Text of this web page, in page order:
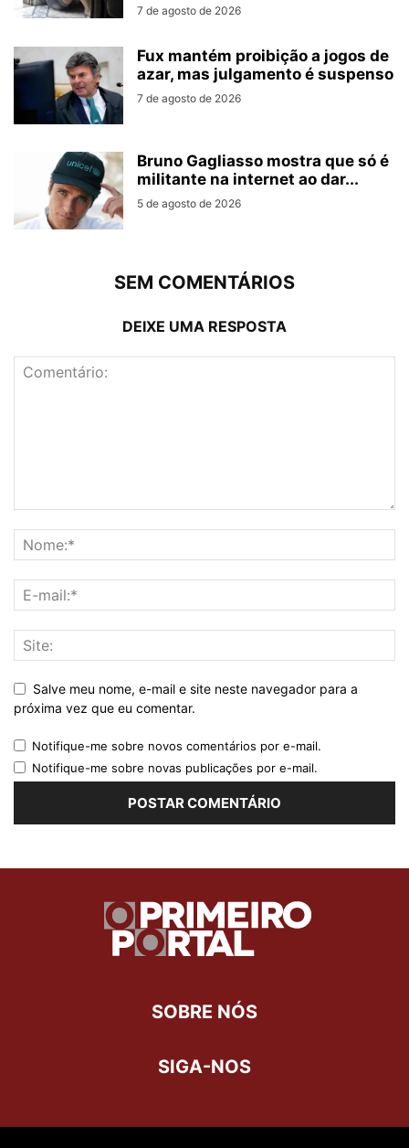
7 de agosto de 2026
Fux mantém proibição a jogos de
azar, mas julgamento é suspenso
7 de agosto de 2026
Bruno Gagliasso mostra que só é
militante na internet ao dar...
5 de agosto de 2026
SEM COMENTÁRIOS
DEIXE UMA RESPOSTA
Salve meu nome, e-mail e site neste navegador para a
próxima vez que eu comentar.
Notifique-me sobre novos comentários por e-mail.
Notifique-me sobre novas publicações por e-mail.
SOBRE NÓS
SIGA-NOS